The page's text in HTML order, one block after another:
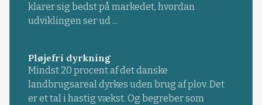
klarer sig bedst på markedet, hvordan
udviklingen ser ud ...
Pløjefri dyrkning
Mindst 20 procent af det danske
landbrugsareal dyrkes uden brug af plov. Det
er et tal i hastig vækst. Og begreber som